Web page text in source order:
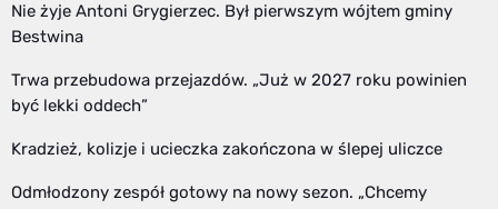
Nie żyje Antoni Grygierzec. Był pierwszym wójtem gminy
Bestwina
Trwa przebudowa przejazdów. „Już w 2027 roku powinien
być lekki oddech”
Kradzież, kolizje i ucieczka zakończona w ślepej uliczce
Odmłodzony zespół gotowy na nowy sezon. „Chcemy